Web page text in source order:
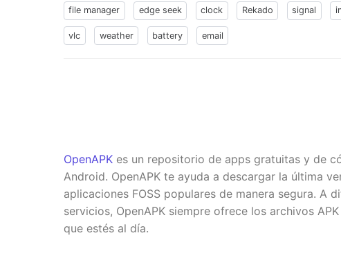
file manager edge seek clock Rekado signal
vlc weather battery email
OpenAPK es un repositorio de apps gratuitas y de
Android. OpenAPK te ayuda a descargar la última
aplicaciones FOSS populares de manera segura. A
servicios, OpenAPK siempre ofrece los archivos
que estés al día.